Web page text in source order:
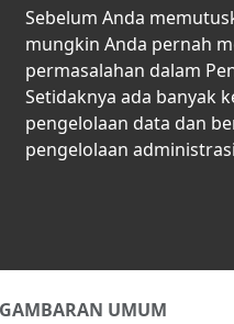
Sebelum Anda
mungkin Anda pernah
permasalahan dalam
Setidaknya ada banyak
pengelolaan data dan
pengelolaan
GAMBARAN UMUM